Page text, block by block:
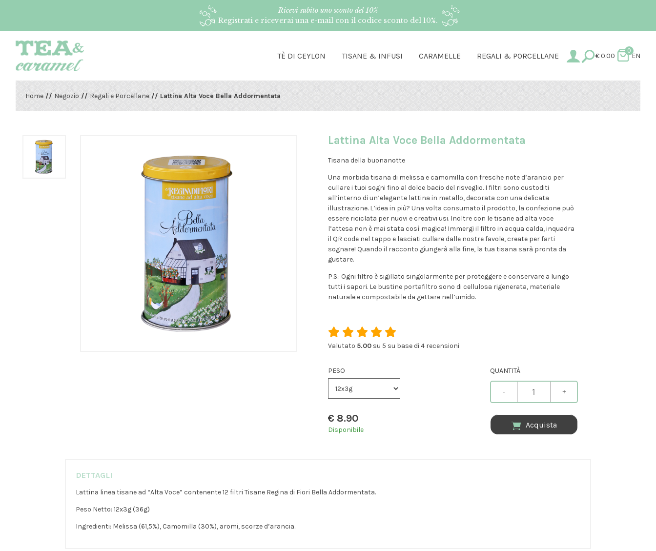
Ricevi subito uno sconto del 10%
Registrati e riceverai una e-mail con il codice sconto del 10%.
TÈ DI CEYLON TISANE & INFUSI CARAMELLE REGALI & PORCELLANE € 0.00
0
EN
Home//Negozio//Regali e Porcellane// Lattina Alta Voce Bella Addormentata
Lattina Alta Voce Bella Addormentata
Tisana della buonanotte
Una morbida tisana di melissa e camomilla con fresche note d’arancio per
cullare i tuoi sogni fino al dolce bacio del risveglio. I filtri sono custoditi
all’interno di un’elegante lattina in metallo, decorata con una delicata
illustrazione. L’idea in più? Una volta consumato il prodotto, la confezione può
essere riciclata per nuovi e creativi usi. Inoltre con le tisane ad alta voce
l’attesa non è mai stata così magica! Immergi il filtro in acqua calda, inquadra
il QR code nel tappo e lasciati cullare dalle nostre favole, create per farti
sognare! Quando il racconto giungerà alla fine, la tua tisana sarà pronta da
gustare.
P.S.: Ogni filtro è sigillato singolarmente per proteggere e conservare a lungo
tutti i sapori. Le bustine portafiltro sono di cellulosa rigenerata, materiale
naturale e compostabile da gettare nell’umido.
Valutato 5.00 su 5 su base di 4 recensioni
PESO
€ 8.90
Disponibile
QUANTITÀ
- +
Acquista
DETTAGLI
Lattina linea tisane ad “Alta Voce” contenente 12 filtri Tisane Regina di Fiori Bella Addormentata.
Peso Netto: 12x3g (36g)
Ingredienti: Melissa (61,5%), Camomilla (30%), aromi, scorze d’arancia.